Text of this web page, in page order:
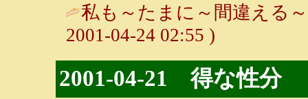
私も～たまに～間違える
2001-04-24 02:55 )
2001-04-21 得な性分